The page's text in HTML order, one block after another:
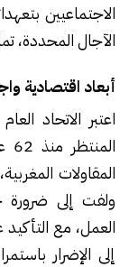
الاجتماعيين
الآجال المحددة،
أبعاد اقتصادية
اعتبر الاتحاد
المقاولات
ولفت إلى
العمل، مع
إلى الإضرار